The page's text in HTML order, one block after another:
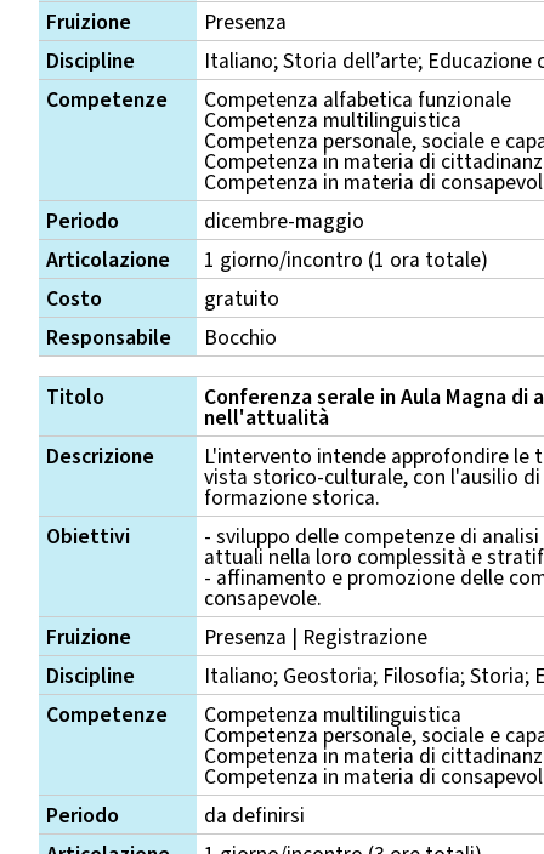
Fruizione
Presenza
Discipline
Italiano; Storia dell’arte; Educazione
Competenze
Competenza alfabetica funzionale
Competenza multilinguistica
Competenza personale, sociale e
Competenza in materia di
Competenza in materia di
Periodo
dicembre-maggio
Articolazione
1 giorno/incontro (1 ora totale)
Costo
gratuito
Responsabile
Bocchio
Titolo
Conferenza serale in Aula Magna
nell'attualità
Descrizione
L'intervento intende approfondire
vista storico-culturale, con l'ausilio
formazione storica.
Obiettivi
- sviluppo delle competenze di
attuali nella loro complessità e
- affinamento e promozione delle
consapevole.
Fruizione
Presenza | Registrazione
Discipline
Italiano; Geostoria; Filosofia; Storia;
Competenze
Competenza multilinguistica
Competenza personale, sociale e
Competenza in materia di
Competenza in materia di
Periodo
da definirsi